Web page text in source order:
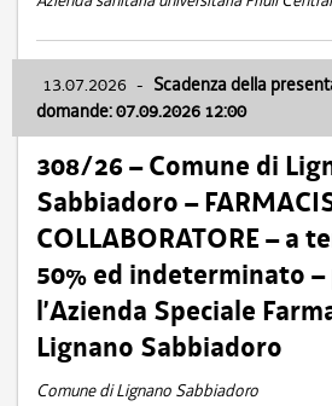
13.07.2026 - Scadenza della
domande: 07.09.2026 12:00
308/26 – Comune di
Sabbiadoro –
COLLABORATORE – a
50% ed indeterminato
l’Azienda Speciale
Lignano Sabbiadoro
Comune di Lignano Sabbiadoro